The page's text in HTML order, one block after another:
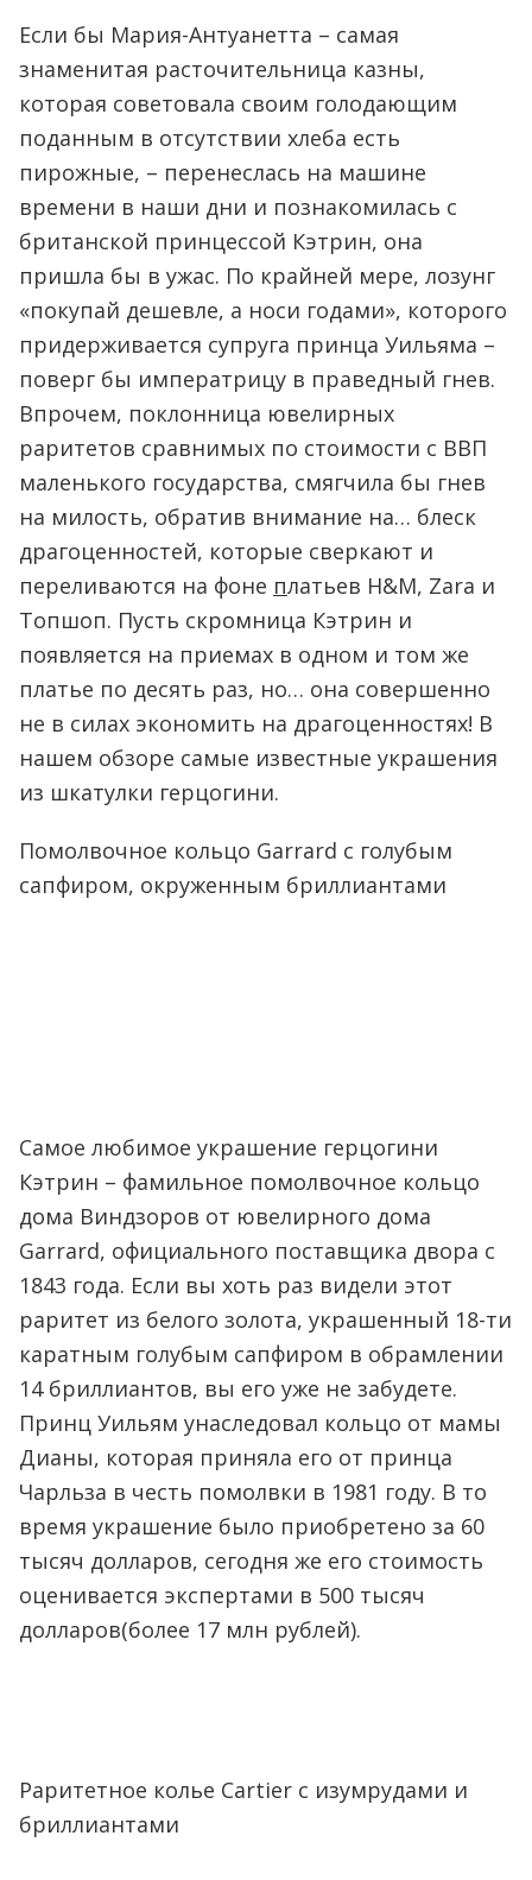
Если бы Мария-Антуанетта – самая
знаменитая расточительница казны,
которая советовала своим голодающим
поданным в отсутствии хлеба есть
пирожные, – перенеслась на машине
времени в наши дни и познакомилась с
британской принцессой Кэтрин, она
пришла бы в ужас. По крайней мере, лозунг
«покупай дешевле, а носи годами», которого
придерживается супруга принца Уильяма –
поверг бы императрицу в праведный гнев.
Впрочем, поклонница ювелирных
раритетов сравнимых по стоимости с ВВП
маленького государства, смягчила бы гнев
на милость, обратив внимание на… блеск
драгоценностей, которые сверкают и
переливаются на фоне платьев H&M, Zara и
Топшоп. Пусть скромница Кэтрин и
появляется на приемах в одном и том же
платье по десять раз, но… она совершенно
не в силах экономить на драгоценностях! В
нашем обзоре самые известные украшения
из шкатулки герцогини.
Помолвочное кольцо Garrard с голубым
сапфиром, окруженным бриллиантами
Самое любимое украшение герцогини
Кэтрин – фамильное помолвочное кольцо
дома Виндзоров от ювелирного дома
Garrard, официального поставщика двора с
1843 года. Если вы хоть раз видели этот
раритет из белого золота, украшенный 18-ти
каратным голубым сапфиром в обрамлении
14 бриллиантов, вы его уже не забудете.
Принц Уильям унаследовал кольцо от мамы
Дианы, которая приняла его от принца
Чарльза в честь помолвки в 1981 году. В то
время украшение было приобретено за 60
тысяч долларов, сегодня же его стоимость
оценивается экспертами в 500 тысяч
долларов(более 17 млн рублей).
Раритетное колье Cartier с изумрудами и
бриллиантами